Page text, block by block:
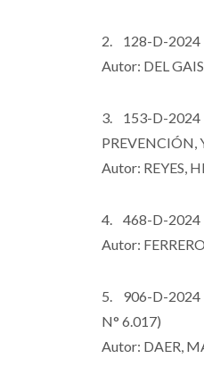
2. 128-D-2024
Autor: DEL
3. 153-D-2024
PREVENCIÓN,
Autor: REYES,
4. 468-D-2024
Autor:
5. 906-D-2024
N° 6.017)
Autor: DAER,